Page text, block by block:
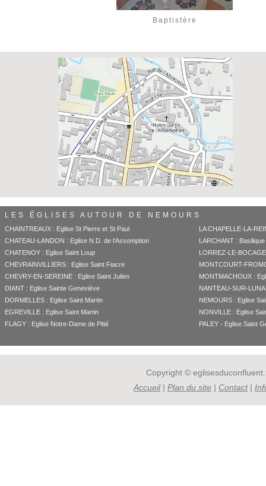
Baptistère
LES ÉGLISES AUTOUR DE NEMOURS
CHAINTREAUX : Eglise St Pierre et St Paul
CHATEAU-LANDON : Eglise N.D. de l'Assomption
CHATENOY : Eglise Saint Loup
CHEVRAINVILLIERS : Eglise Saint Fiacre
CHEVRY-EN-SEREINE : Eglise Saint Julien
DIANT : Eglise Sainte Geneviève
DORMELLES : Eglise Saint Martin
EGREVILLE : Eglise Saint Martin
FLAGY : Eglise Notre-Dame de Pitié
LA CHAPELLE-LA-
LARCHANT :
LORREZ-LE-
MONTCOURT-
MONTMACHOUX :
NANTEAU-SUR-
NEMOURS : Eglise
NONVILLE : Eglise
PALEY - Eglise Saint
Copyright ©
Accueil| Plan du site | Contact|